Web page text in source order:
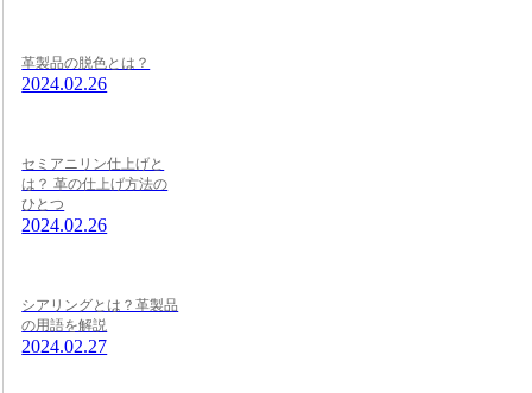
革製品の脱色とは？
2024.02.26
セミアニリン仕上げと
は？ 革の仕上げ方法の
ひとつ
2024.02.26
シアリングとは？革製品
の用語を解説
2024.02.27